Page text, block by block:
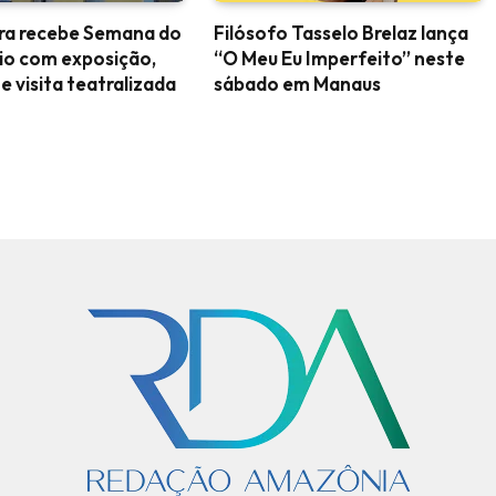
recebe Semana do
com exposição,
visita teatralizada
Filósofo Tasselo Brelaz lança
“O Meu Eu Imperfeito” neste
sábado em Manaus